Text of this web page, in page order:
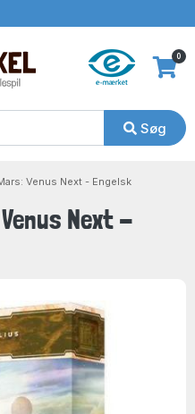
Søg
0
Venus Next - Engelsk
Next -